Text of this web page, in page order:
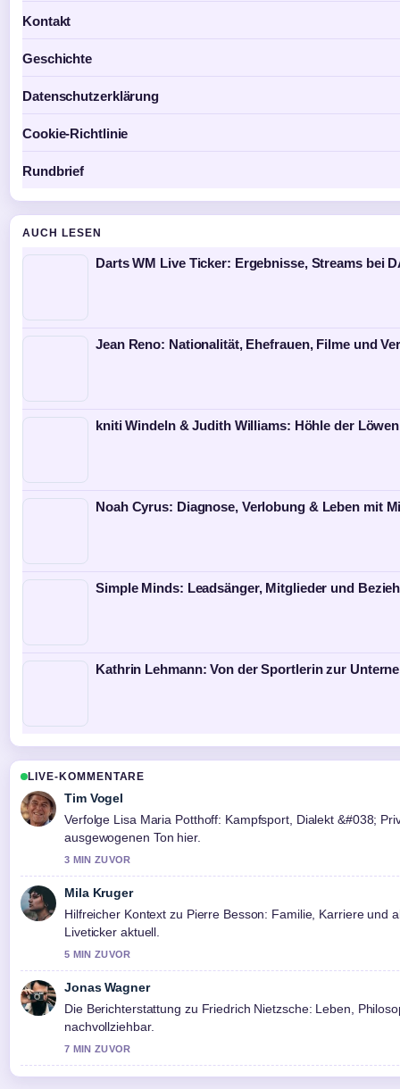
Kontakt
Geschichte
Datenschutzerklärung
Cookie-Richtlinie
Rundbrief
AUCH LESEN
Darts WM Live Ticker: Ergebnisse, Streams bei
Jean Reno: Nationalität, Ehefrauen, Filme und
kniti Windeln & Judith Williams: Höhle der
Noah Cyrus: Diagnose, Verlobung & Leben mit
Simple Minds: Leadsänger, Mitglieder und
Kathrin Lehmann: Von der Sportlerin zur
LIVE-KOMMENTARE
Tim Vogel
Verfolge Lisa Maria Potthoff: Kampfsport, Dialekt &#038;
ausgewogenen Ton hier.
3 MIN ZUVOR
Mila Kruger
Hilfreicher Kontext zu Pierre Besson: Familie, Karriere und
Liveticker aktuell.
5 MIN ZUVOR
Jonas Wagner
Die Berichterstattung zu Friedrich Nietzsche: Leben,
nachvollziehbar.
7 MIN ZUVOR